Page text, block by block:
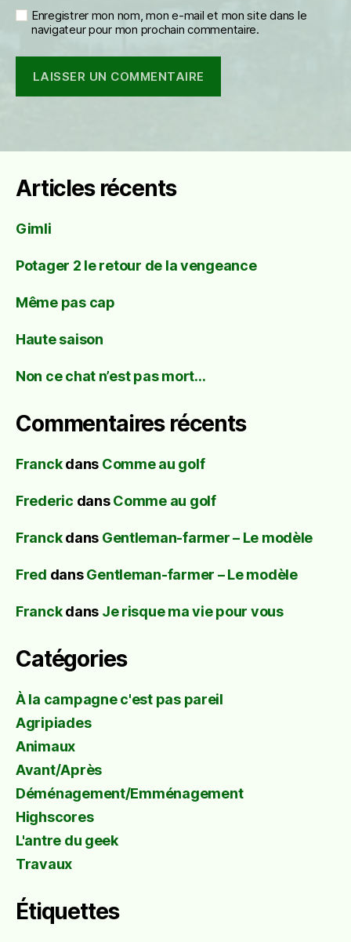
Enregistrer mon nom, mon e-mail et mon site dans le
navigateur pour mon prochain commentaire.
Articles récents
Gimli
Potager 2 le retour de la vengeance
Même pas cap
Haute saison
Non ce chat n’est pas mort…
Commentaires récents
Franckdans Comme au golf
Frederic dansComme au golf
Franckdans Gentleman-farmer – Le modèle
Fred dansGentleman-farmer – Le modèle
Franckdans Je risque ma vie pour vous
Catégories
À la campagne c'est pas pareil
Agripiades
Animaux
Avant/Après
Déménagement/Emménagement
Highscores
L'antre du geek
Travaux
Étiquettes